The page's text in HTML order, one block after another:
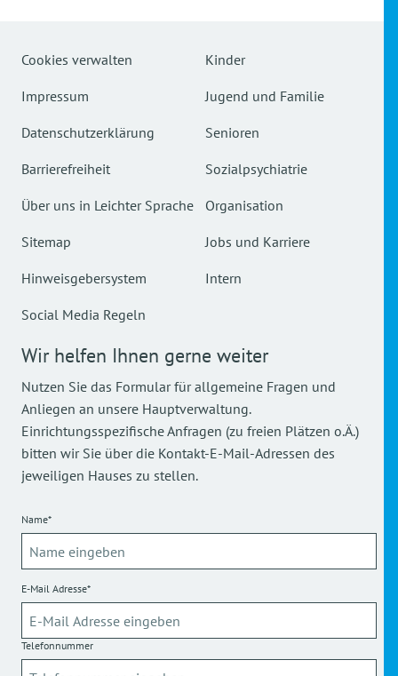
Cookies verwalten
Impressum
Datenschutzerklärung
Barrierefreiheit
Über uns in Leichter Sprache
Sitemap
Hinweisgebersystem
Social Media Regeln
Kinder
Jugend und Familie
Senioren
Sozialpsychiatrie
Organisation
Jobs und Karriere
Intern
Wir helfen Ihnen gerne weiter
Nutzen Sie das Formular für allgemeine Fragen und
Anliegen an unsere Hauptverwaltung.
Einrichtungsspezifische Anfragen (zu freien Plätzen o.Ä.)
bitten wir Sie über die Kontakt-E-Mail-Adressen des
jeweiligen Hauses zu stellen.
Name*
E-Mail Adresse*
Telefonnummer